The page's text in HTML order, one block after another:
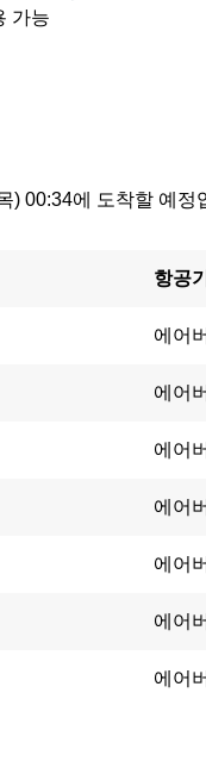
가능
00:34에 도착할 예
항공기
에어
에어
에어
에어
에어
에어
에어